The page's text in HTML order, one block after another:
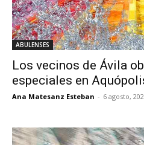
ABULENSES
Los vecinos de Ávila
especiales en
Ana Matesanz Esteban - 6 agosto,